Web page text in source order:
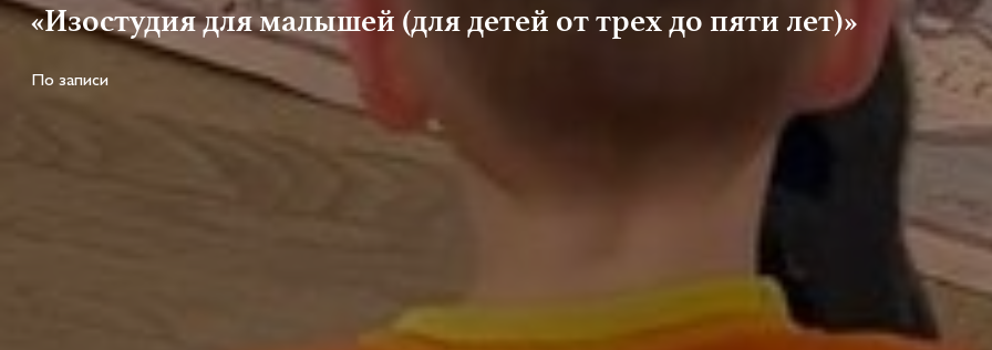
«Изостудия для малышей (для детей от трех до пяти лет)»
По записи